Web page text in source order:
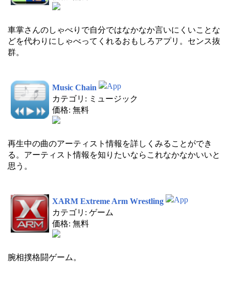
車掌さんのしゃべりで自分ではなかなか言いにくいことな
どを代わりにしゃべってくれるおもしろアプリ。センス抜
群。
Music Chain
カテゴリ: ミュージック
価格: 無料
再生中の曲のアーティスト情報を詳しくみることができ
る。アーティスト情報を知りたいならこれなかなかいいと
思う。
XARM Extreme Arm Wrestling
カテゴリ: ゲーム
価格: 無料
腕相撲格闘ゲーム。